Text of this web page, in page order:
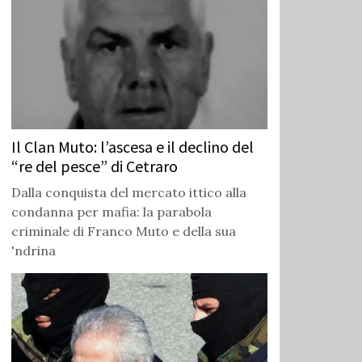
Il Clan Muto: l’ascesa e il declino del
“re del pesce” di Cetraro
Dalla conquista del mercato ittico alla
condanna per mafia: la parabola
criminale di Franco Muto e della sua
'ndrina